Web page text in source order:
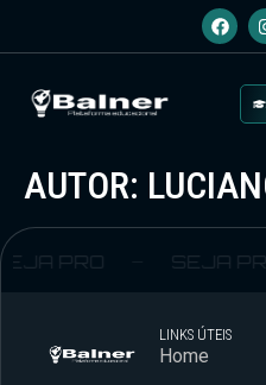
AUTOR:
PRO SEJA
LINKS ÚTEIS
Home